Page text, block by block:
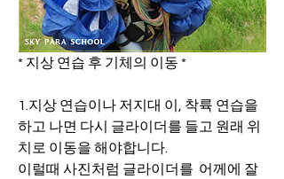
* 지상 연습 후 기체의 이동 *
1.지상 연습이나 저지대 이, 착륙 연습을
하고 나면 다시 글라이더를 들고 원래 위
치로 이동을 해야합니다.
이럴때 사진처럼 글라이더를  어께에 잘